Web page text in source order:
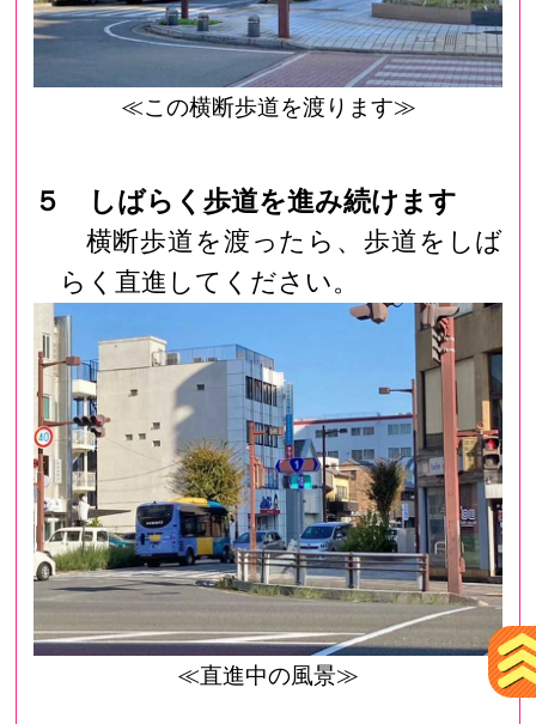
≪この横断歩道を渡ります≫
５ しばらく歩道を進み続けます
横断歩道を渡ったら、歩道をしば
らく直進してください。
≪直進中の風景≫